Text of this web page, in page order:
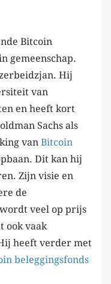
Bitcoin
gemeenschap.
Hij
van
en heeft kort
Sachs als
van Bitcoin
Dit kan hij
Zijn visie en
de
veel op prijs
ook vaak
heeft verder met
beleggingsfonds